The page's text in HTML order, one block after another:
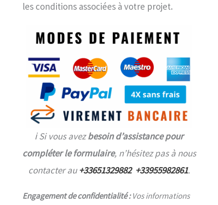
les conditions associées à votre projet.
ℹ️ Si vous avezbesoin d’assistance pour
compléter le formulaire, n’hésitez pas à nous
contacter au +33651329882 +33955982861.
Engagement de confidentialité :Vos informations